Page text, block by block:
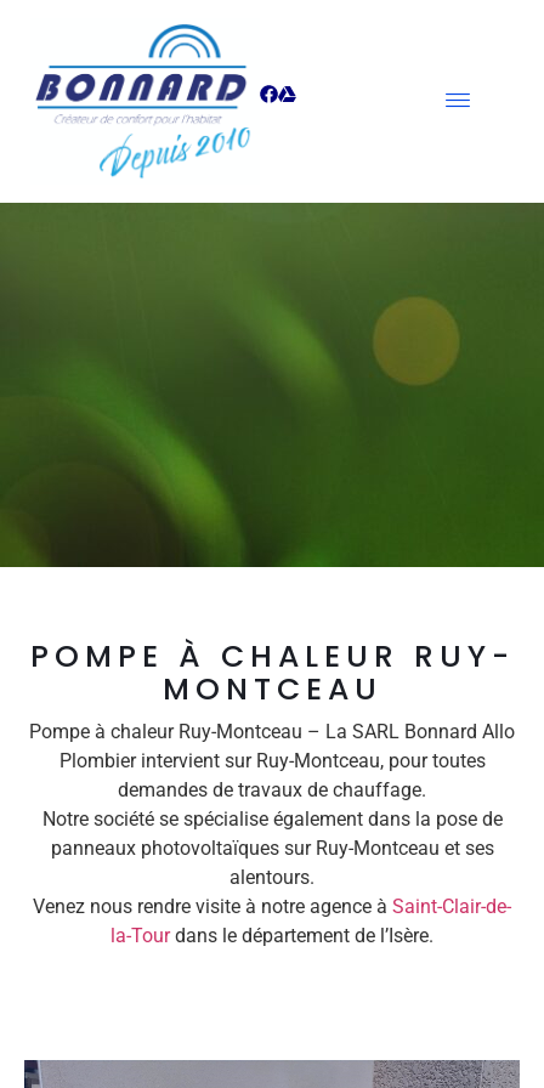
POMPE À CHALEUR RUY-
MONTCEAU
Pompe à chaleur Ruy-Montceau – La SARL Bonnard Allo
Plombier intervient sur Ruy-Montceau, pour toutes
demandes de travaux de chauffage.
Notre société se spécialise également dans la pose de
panneaux photovoltaïques sur Ruy-Montceau et ses
alentours.
Venez nous rendre visite à notre agence à Saint-Clair-de-
la-Tourdans le département de l’Isère.